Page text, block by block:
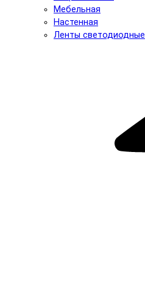
Мебельная
Настенная
Ленты светодиодные